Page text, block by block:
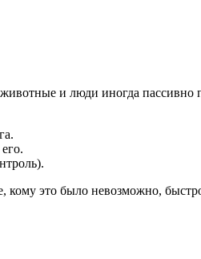
и люди иногда
это было невозможно,